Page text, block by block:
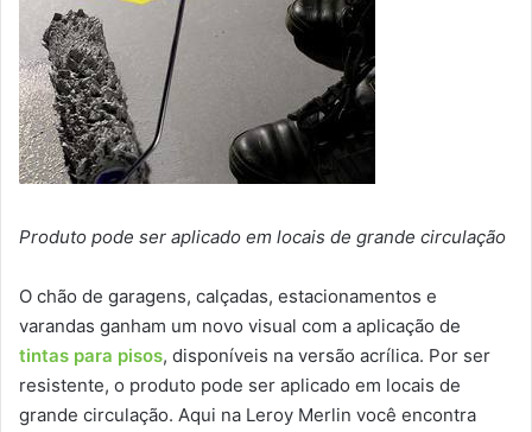
Produto pode ser aplicado em locais de grande circulação
O chão de garagens, calçadas, estacionamentos e
varandas ganham um novo visual com a aplicação de
tintas para pisos, disponíveis na versão acrílica. Por ser
resistente, o produto pode ser aplicado em locais de
grande circulação. Aqui na Leroy Merlin você encontra